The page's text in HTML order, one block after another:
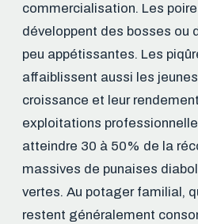
commercialisation. Les
développent des bosses ou
peu appétissantes. Les
affaiblissent aussi les
croissance et leur
exploitations
atteindre 30 à 50% de la
massives de punaises
vertes. Au potager familial,
restent généralement